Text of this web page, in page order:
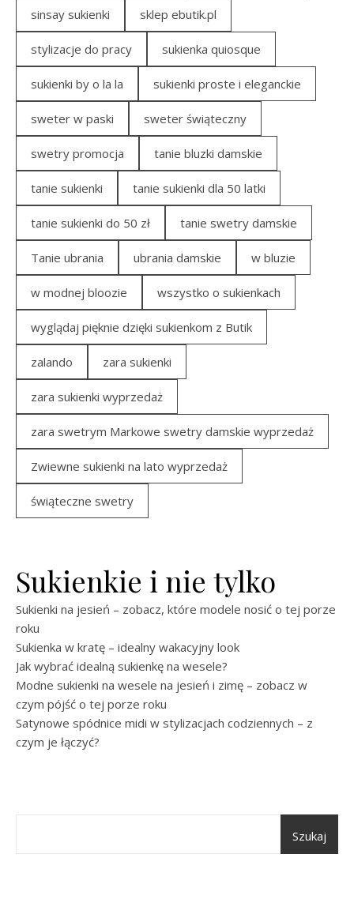
sinsay sukienki sklep ebutik.pl
stylizacje do pracy sukienka quiosque
sukienki by o la la sukienki proste i eleganckie
sweter w paski sweter świąteczny
swetry promocja tanie bluzki damskie
tanie sukienki tanie sukienki dla 50 latki
tanie sukienki do 50 zł tanie swetry damskie
Tanie ubrania ubrania damskie w bluzie
w modnej bloozie wszystko o sukienkach
wyglądaj pięknie dzięki sukienkom z Butik
zalando zara sukienki
zara sukienki wyprzedaż
zara swetrym Markowe swetry damskie wyprzedaż
Zwiewne sukienki na lato wyprzedaż
świąteczne swetry
Sukienkie i nie tylko
Sukienki na jesień – zobacz, które modele nosić o tej porze
roku
Sukienka w kratę – idealny wakacyjny look
Jak wybrać idealną sukienkę na wesele?
Modne sukienki na wesele na jesień i zimę – zobacz w
czym pójść o tej porze roku
Satynowe spódnice midi w stylizacjach codziennych – z
czym je łączyć?
Szukaj